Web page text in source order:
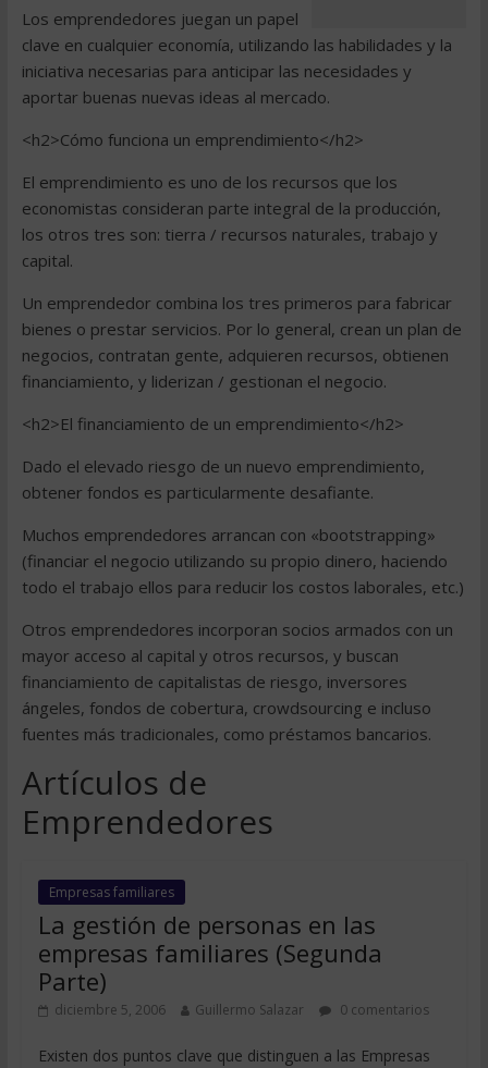
Los emprendedores juegan un papel
clave en cualquier economía, utilizando las habilidades y la
iniciativa necesarias para anticipar las necesidades y
aportar buenas nuevas ideas al mercado.
<h2>Cómo funciona un emprendimiento</h2>
El emprendimiento es uno de los recursos que los
economistas consideran parte integral de la producción,
los otros tres son: tierra / recursos naturales, trabajo y
capital.
Un emprendedor combina los tres primeros para fabricar
bienes o prestar servicios. Por lo general, crean un plan de
negocios, contratan gente, adquieren recursos, obtienen
financiamiento, y liderizan / gestionan el negocio.
<h2>El financiamiento de un emprendimiento</h2>
Dado el elevado riesgo de un nuevo emprendimiento,
obtener fondos es particularmente desafiante.
Muchos emprendedores arrancan con «bootstrapping»
(financiar el negocio utilizando su propio dinero, haciendo
todo el trabajo ellos para reducir los costos laborales, etc.)
Otros emprendedores incorporan socios armados con un
mayor acceso al capital y otros recursos, y buscan
financiamiento de capitalistas de riesgo, inversores
ángeles, fondos de cobertura, crowdsourcing e incluso
fuentes más tradicionales, como préstamos bancarios.
Artículos de
Emprendedores
Empresas familiares
La gestión de personas en las
empresas familiares (Segunda
Parte)
diciembre 5, 2006 Guillermo Salazar 0 comentarios
Existen dos puntos clave que distinguen a las Empresas